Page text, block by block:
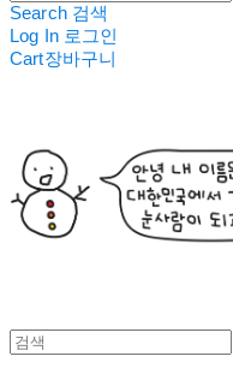
Search 검색
Log In 로그인
Cart장바구니